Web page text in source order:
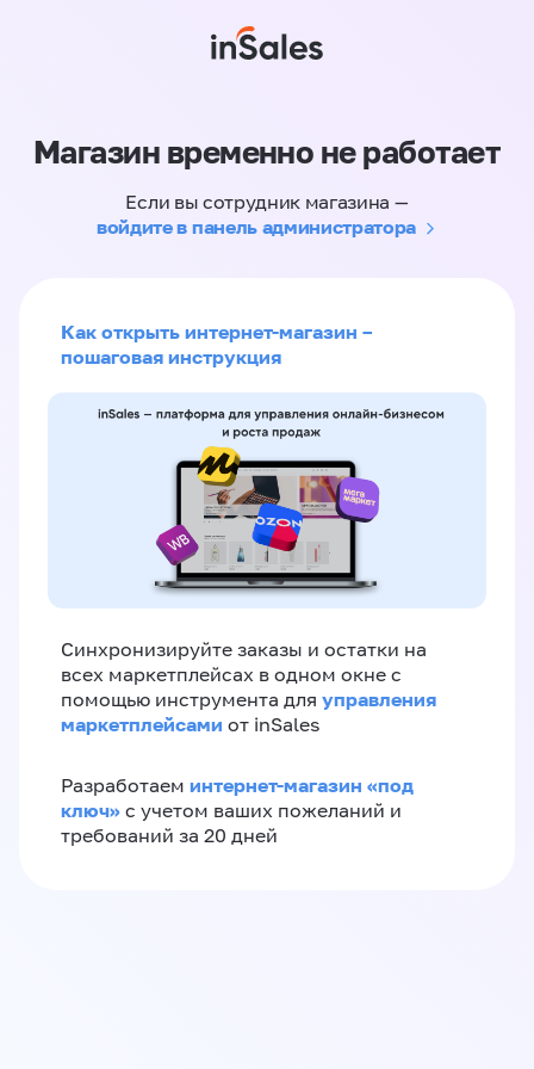
Магазин временно не работает
Если вы сотрудник магазина —
войдите в панель администратора
Как открыть интернет-магазин –
пошаговая инструкция
Синхронизируйте заказы и остатки на
всех маркетплейсах в одном окне с
помощью инструмента для управления
маркетплейсами от inSales
Разработаем интернет-магазин «‎под
ключ»‎ с учетом ваших пожеланий и
требований за 20 дней